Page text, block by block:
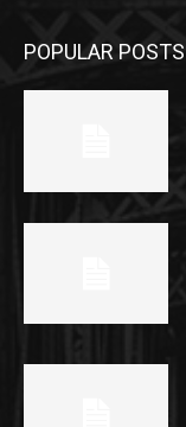
POPULAR POSTS